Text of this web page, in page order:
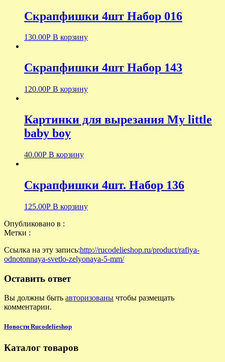
Скрапфишки 4шт Набор 016
130.00Р В корзину
Скрапфишки 4шт Набор 143
120.00Р В корзину
Картинки для вырезания My little
baby boy
40.00Р В корзину
Скрапфишки 4шт. Набор 136
125.00Р В корзину
Опубликовано в :
Метки :
Ссылка на эту запись:http://rucodelieshop.ru/product/rafiya-
odnotonnaya-svetlo-zelyonaya-5-mm/
Оставить ответ
Вы должны быть авторизованы чтобы размещать
комментарии.
Новости Rucodelieshop
Каталог товаров